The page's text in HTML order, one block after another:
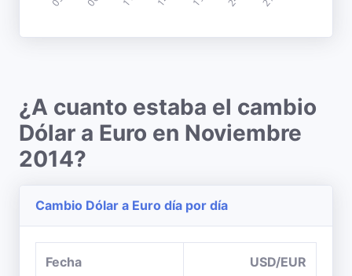
¿A cuanto estaba el cambio
Dólar a Euro en Noviembre
2014?
Cambio Dólar a Euro día por día
Fecha USD/EUR